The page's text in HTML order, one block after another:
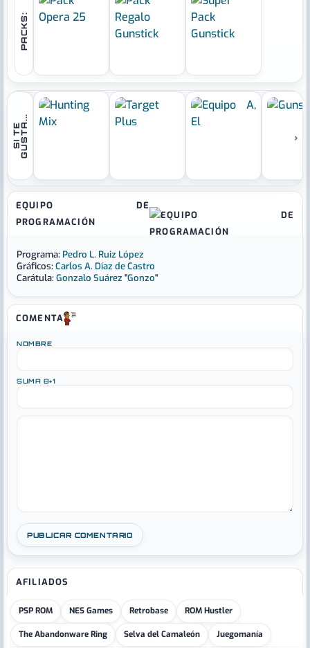
PACKS:
S
I
T
E
G
U
S
T
A
.
.. ›
EQUIPO DE
PROGRAMACIÓN
Programa: Pedro L. Ruiz López
Gráficos: Carlos A. Díaz de Castro
Carátula: Gonzalo Suárez "Gonzo"
COMENTA
NOMBRE
SUMA 8+1
AFILIADOS
PSP ROM NES Games Retrobase ROM Hustler
The Abandonware Ring Selva del Camaleón Juegomanía